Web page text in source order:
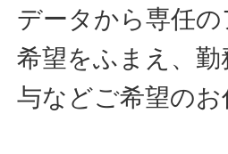
データから専任
希望をふまえ、
与などご希望の